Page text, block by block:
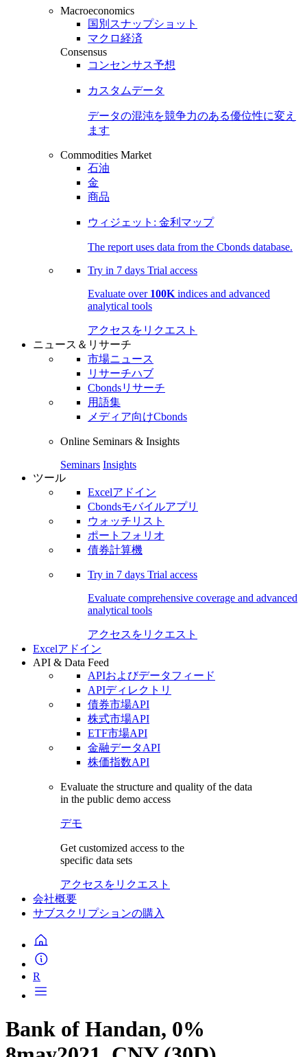
Macroeconomics
国別スナップショット
マクロ経済
Consensus
コンセンサス予想
カスタムデータ
データの混沌を競争力のある優位性に変え
ます
Commodities Market
石油
金
商品
ウィジェット: 金利マップ
The report uses data from the Cbonds database.
Try in 7 days Trial access
Evaluate over 100K indices and advanced
analytical tools
アクセスをリクエスト
ニュース＆リサーチ
市場ニュース
リサーチハブ
Cbondsリサーチ
用語集
メディア向けCbonds
Online Seminars & Insights
Seminars Insights
ツール
Excelアドイン
Cbondsモバイルアプリ
ウォッチリスト
ポートフォリオ
債券計算機
Try in 7 days Trial access
Evaluate comprehensive coverage and advanced
analytical tools
アクセスをリクエスト
Excelアドイン
API & Data Feed
APIおよびデータフィード
APIディレクトリ
債券市場API
株式市場API
ETF市場API
金融データAPI
株価指数API
Evaluate the structure and quality of the data
in the public demo access
デモ
Get customized access to the
specific data sets
アクセスをリクエスト
会社概要
サブスクリプションの購入
R
Bank of Handan, 0%